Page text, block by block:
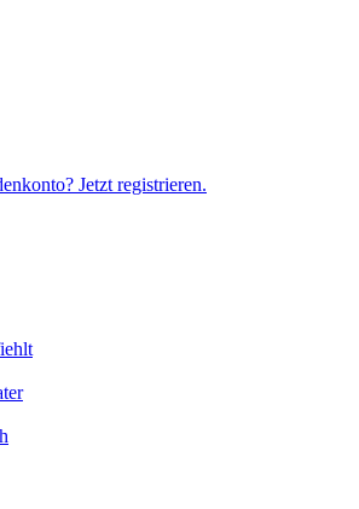
Jetzt registrieren.